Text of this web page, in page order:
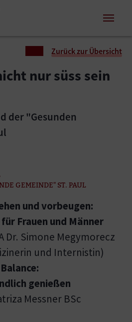
Zurück zur Übersicht
nur süss sein
der "Gesunden
GEMEINDE" ST. PAUL
und vorbeugen:
Frauen und Männer
Dr. Simone Megymorecz
und Internistin)
genießen
Messner BSc